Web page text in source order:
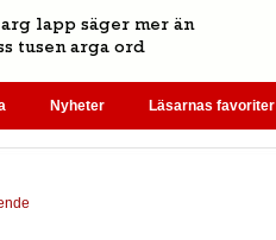
Nyheter Läsarnas favoriter